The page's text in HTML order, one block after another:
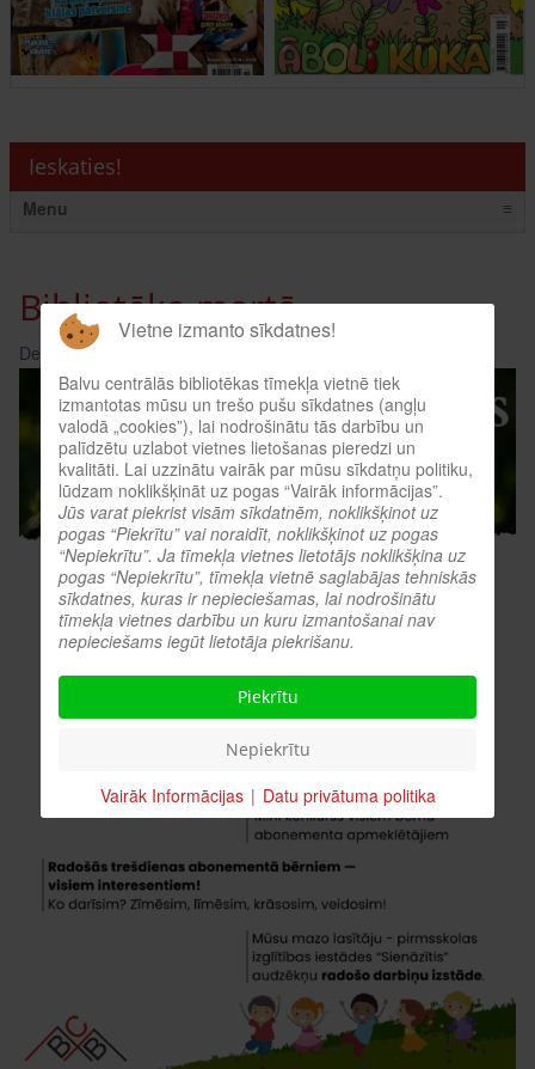
Ieskaties!
Menu ≡
Bibliotēka martā
Detaļas:Skatīts: 1676
Vietne izmanto sīkdatnes!
Balvu centrālās bibliotēkas tīmekļa vietnē tiek
izmantotas mūsu un trešo pušu sīkdatnes (angļu
valodā „cookies”), lai nodrošinātu tās darbību un
palīdzētu uzlabot vietnes lietošanas pieredzi un
kvalitāti. Lai uzzinātu vairāk par mūsu sīkdatņu politiku,
lūdzam noklikšķināt uz pogas “Vairāk informācijas”.
Jūs varat piekrist visām sīkdatnēm, noklikšķinot uz
pogas “Piekrītu” vai noraidīt, noklikšķinot uz pogas
“Nepiekrītu”. Ja tīmekļa vietnes lietotājs noklikšķina uz
pogas “Nepiekrītu”, tīmekļa vietnē saglabājas tehniskās
sīkdatnes, kuras ir nepieciešamas, lai nodrošinātu
tīmekļa vietnes darbību un kuru izmantošanai nav
nepieciešams iegūt lietotāja piekrišanu.
Piekrītu
Nepiekrītu
Vairāk Informācijas | Datu privātuma politika